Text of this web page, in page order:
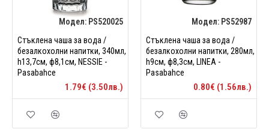
Модел: PS520025
Стъклена чаша за вода /
безалкохолни напитки, 340мл,
h13,7см, ф8,1см, NESSIE -
Pasabahce
1.79€ (3.50лв.)
Модел: PS52987
Стъклена чаша за вода /
безалкохолни напитки, 280мл,
h9см, ф8,3см, LINEA -
Pasabahce
0.80€ (1.56лв.)